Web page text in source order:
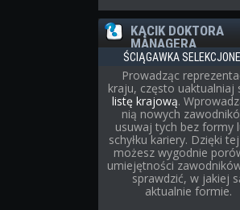
KĄCIK DOKTORA
MANAGERA
ŚCIĄGAWKA
Prowadząc
kraju, często uaktualniaj
listę krajową.
nią nowych
usuwaj tych bez formy
schyłku kariery. Dzięki
możesz wygodnie
umiejętności
sprawdzić, w jakiej
aktualnie formie.